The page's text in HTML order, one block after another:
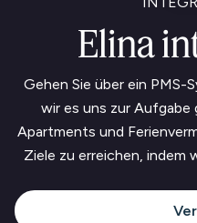
Elina
Gehen Sie über ein PMS-
wir es uns zur
Apartments und
Ziele zu erreichen, indem